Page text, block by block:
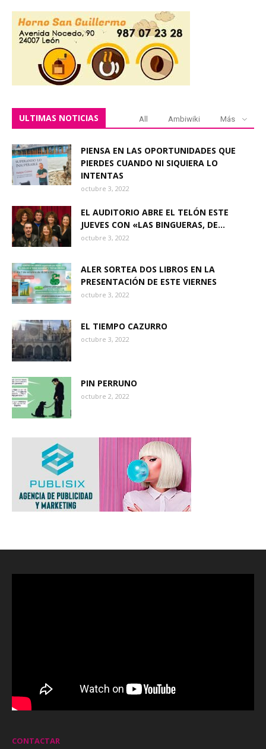
ULTIMAS NOTICIAS All Ambiwiki Más
PIENSA EN LAS OPORTUNIDADES QUE
PIERDES CUANDO NI SIQUIERA LO
INTENTAS
octubre 3, 2022
EL AUDITORIO ABRE EL TELÓN ESTE
JUEVES CON «LAS BINGUERAS, DE...
octubre 3, 2022
ALER SORTEA DOS LIBROS EN LA
PRESENTACIÓN DE ESTE VIERNES
octubre 3, 2022
EL TIEMPO CAZURRO
octubre 3, 2022
PIN PERRUNO
octubre 2, 2022
CONTACTAR